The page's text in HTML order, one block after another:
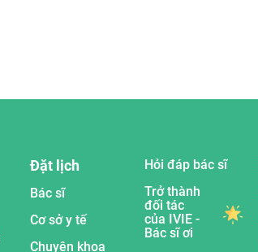
Đặt lịch
Bác sĩ
Cơ sở y tế
Chuyên khoa
Hỏi đáp bác sĩ
Trở thành
đối tác
của IVIE -
Bác sĩ ơi